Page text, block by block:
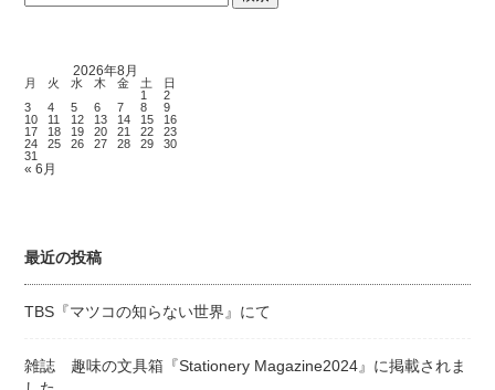
2026年8月
月 火 水 木 金 土
日
1
2
3
4 5 6 7 8
9
10
11 12 13 14 15
16
17
18 19 20 21 22
23
24
25 26 27 28 29
30
31
« 6月
最近の投稿
TBS『マツコの知らない世界』にて
雑誌 趣味の文具箱『Stationery Magazine2024』に掲載されま